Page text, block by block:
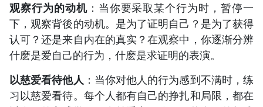
观察行为的动机：当你要采取某个行为时，暂停一
下，观察背後的动机。是为了证明自己？是为了获得
认可？还是来自内在的真实？在观察中，你逐渐分辨
什麽是爱自己的行为，什麽是求证明的表演。
以慈爱看待他人 ：当你对他人的行为感到不满时，练
习以慈爱看待。每个人都有自己的挣扎和局限，都在